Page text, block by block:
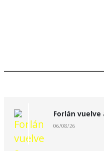
Forlán
06/08/26